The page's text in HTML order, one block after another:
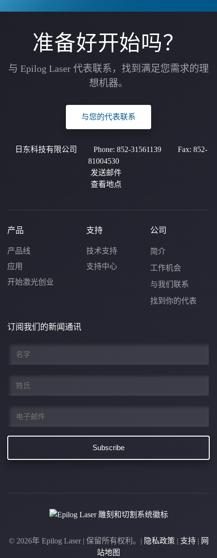
准备好开始吗？
与 Epilog Laser 代表联系，找到满足您需求的理
想机器。
与您的代表联系
日东科技有限公司 Phone: 852-31561139 Fax: 852-
81004530
发送邮件
查看地点
产品
产品线
应用
开始激光创业
支持
技术支持
支持中心
公司
简介
工作机会
与我们联系
找到你的代表
订阅我们的新闻通讯
件
© 2026年Epilog Laser | 保留所有权利。| 隐私政策 | 支持| 网
站地图